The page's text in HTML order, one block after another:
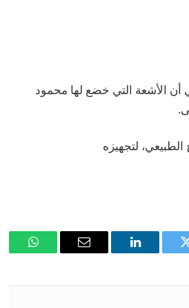
أن الأشعة التي خضع لها محمود
الطبيعي، لتجهيزه
تويتر لينكدإن
البريد
واتساب